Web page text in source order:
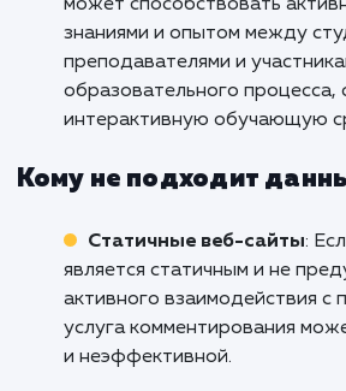
стремятся создать
сообщество вокруг
позволяет читателям
задавать вопросы и
повышению степени
Онлайн-магазины:
услуга комментирования
полезной, поскольку
делиться отзывами о